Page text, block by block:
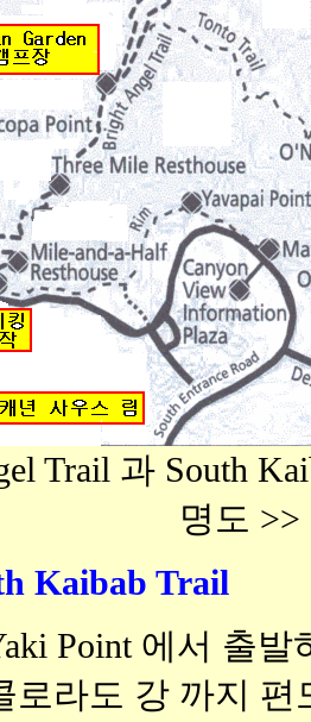
Trail 과 South
명도 >>
Kaibab Trail
Point 에서 출발
로라도 강 까지 편